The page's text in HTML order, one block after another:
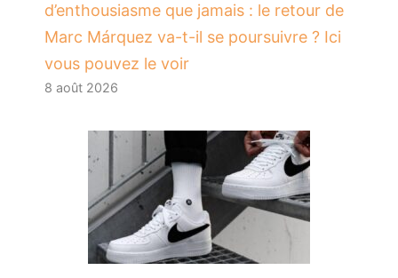
d’enthousiasme que jamais : le retour de
Marc Márquez va-t-il se poursuivre ? Ici
vous pouvez le voir
8 août 2026